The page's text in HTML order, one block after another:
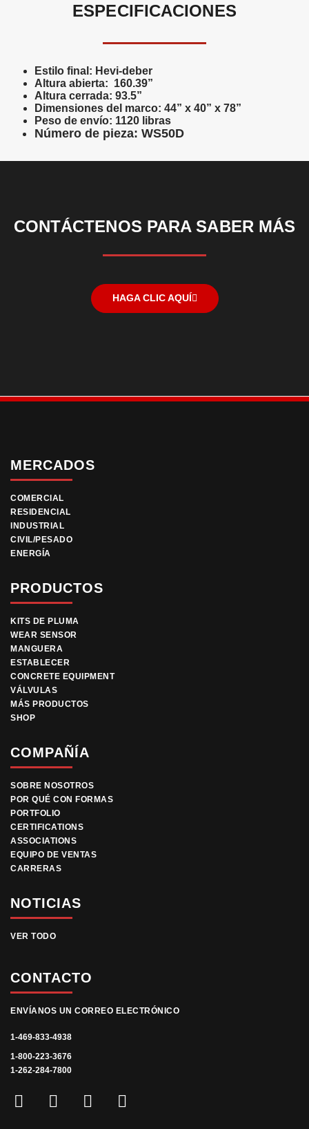
ESPECIFICACIONES
Estilo final: Hevi-deber
Altura abierta: 160.39”
Altura cerrada: 93.5”
Dimensiones del marco: 44” x 40” x 78”
Peso de envío: 1120 libras
Número de pieza: WS50D
CONTÁCTENOS PARA SABER MÁS
HAGA CLIC AQUÍ
MERCADOS
COMERCIAL
RESIDENCIAL
INDUSTRIAL
CIVIL/PESADO
ENERGÍA
PRODUCTOS
KITS DE PLUMA
WEAR SENSOR
MANGUERA
ESTABLECER
CONCRETE EQUIPMENT
VÁLVULAS
MÁS PRODUCTOS
SHOP
COMPAÑÍA
SOBRE NOSOTROS
POR QUÉ CON FORMAS
PORTFOLIO
CERTIFICATIONS
ASSOCIATIONS
EQUIPO DE VENTAS
CARRERAS
NOTICIAS
VER TODO
CONTACTO
ENVÍANOS UN CORREO ELECTRÓNICO
1-469-833-4938
1-800-223-3676
1-262-284-7800